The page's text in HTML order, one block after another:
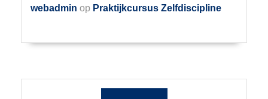
webadmin op Praktijkcursus Zelfdiscipline